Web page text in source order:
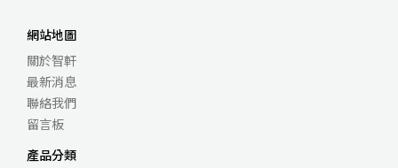
網站地圖
關於智軒
最新消息
聯絡我們
留言板
產品分類